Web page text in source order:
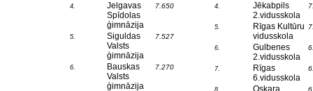
4.
Jelgavas
Spīdolas
ģimnāzija
7.650
5.
Siguldas
Valsts
ģimnāzija
7.527
6.
Bauskas
Valsts
ģimnāzija
7.270
4.
Jēkabpils
2.vidusskola
5.
Rīgas Kultūru
vidusskola
6.
Gulbenes
2.vidusskola
7.
Rīgas
6.vidusskola
8.
Oskara